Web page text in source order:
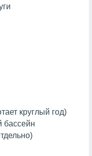
круглый год)
бассейн